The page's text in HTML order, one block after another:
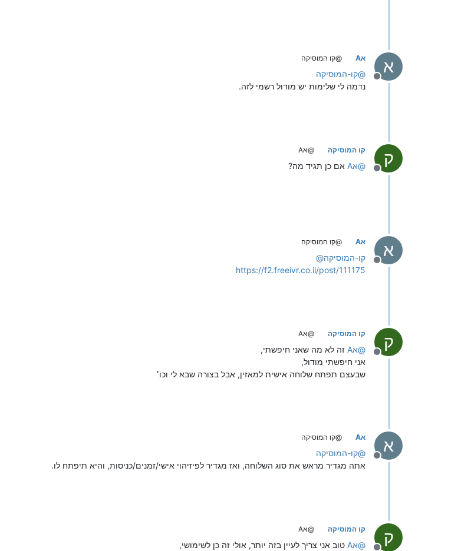
א
מנותק
אA @קו המוסיקה
@קו-המוסיקה
נדמה לי שלימות יש מודול רשמי לזה.
ק
מנותק
קו המוסיקה @אA
@אA אם כן תגיד מה?
א
מנותק
אA @קו המוסיקה
@קו-המוסיקה
https://f2.freeivr.co.il/post/111175
ק
מנותק
קו המוסיקה @אA
@אA
זה לא מה שאני חיפשתי,
אני חיפשתי מודול,
שבעצם תפתח שלוחה אישית למאזין, אבל בצורה שבא לי וכו׳
א
מנותק
אA @קו המוסיקה
@קו-המוסיקה
אתה מגדיר מראש את סוג השלוחה, ואז מגדיר לפיזיהוי אישי/זמנים/כניסות, והיא תיפתח לו.
ק קו המוסיקה @אA
@אA טוב אני צריך לעיין בזה יותר, אולי זה כן לשימושי,